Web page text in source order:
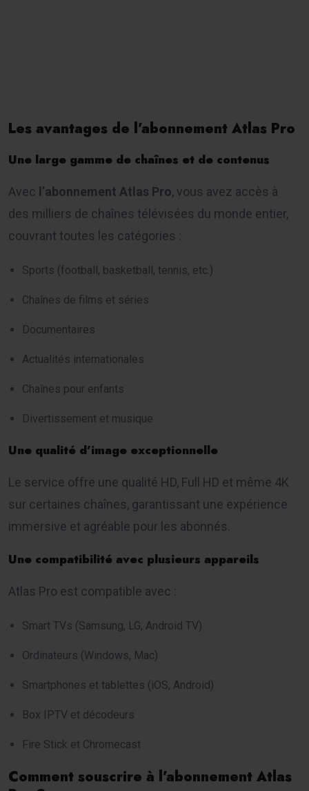
Les avantages de l’abonnement Atlas Pro
Une large gamme de chaînes et de contenus
Avec l’abonnement Atlas Pro, vous avez accès à
des milliers de chaînes télévisées du monde entier,
couvrant toutes les catégories :
Sports (football, basketball, tennis, etc.)
Chaînes de films et séries
Documentaires
Actualités internationales
Chaînes pour enfants
Divertissement et musique
Une qualité d’image exceptionnelle
Le service offre une qualité HD, Full HD et même 4K
sur certaines chaînes, garantissant une expérience
immersive et agréable pour les abonnés.
Une compatibilité avec plusieurs appareils
Atlas Pro est compatible avec :
Smart TVs (Samsung, LG, Android TV)
Ordinateurs (Windows, Mac)
Smartphones et tablettes (iOS, Android)
Box IPTV et décodeurs
Fire Stick et Chromecast
Comment souscrire à l’abonnement Atlas